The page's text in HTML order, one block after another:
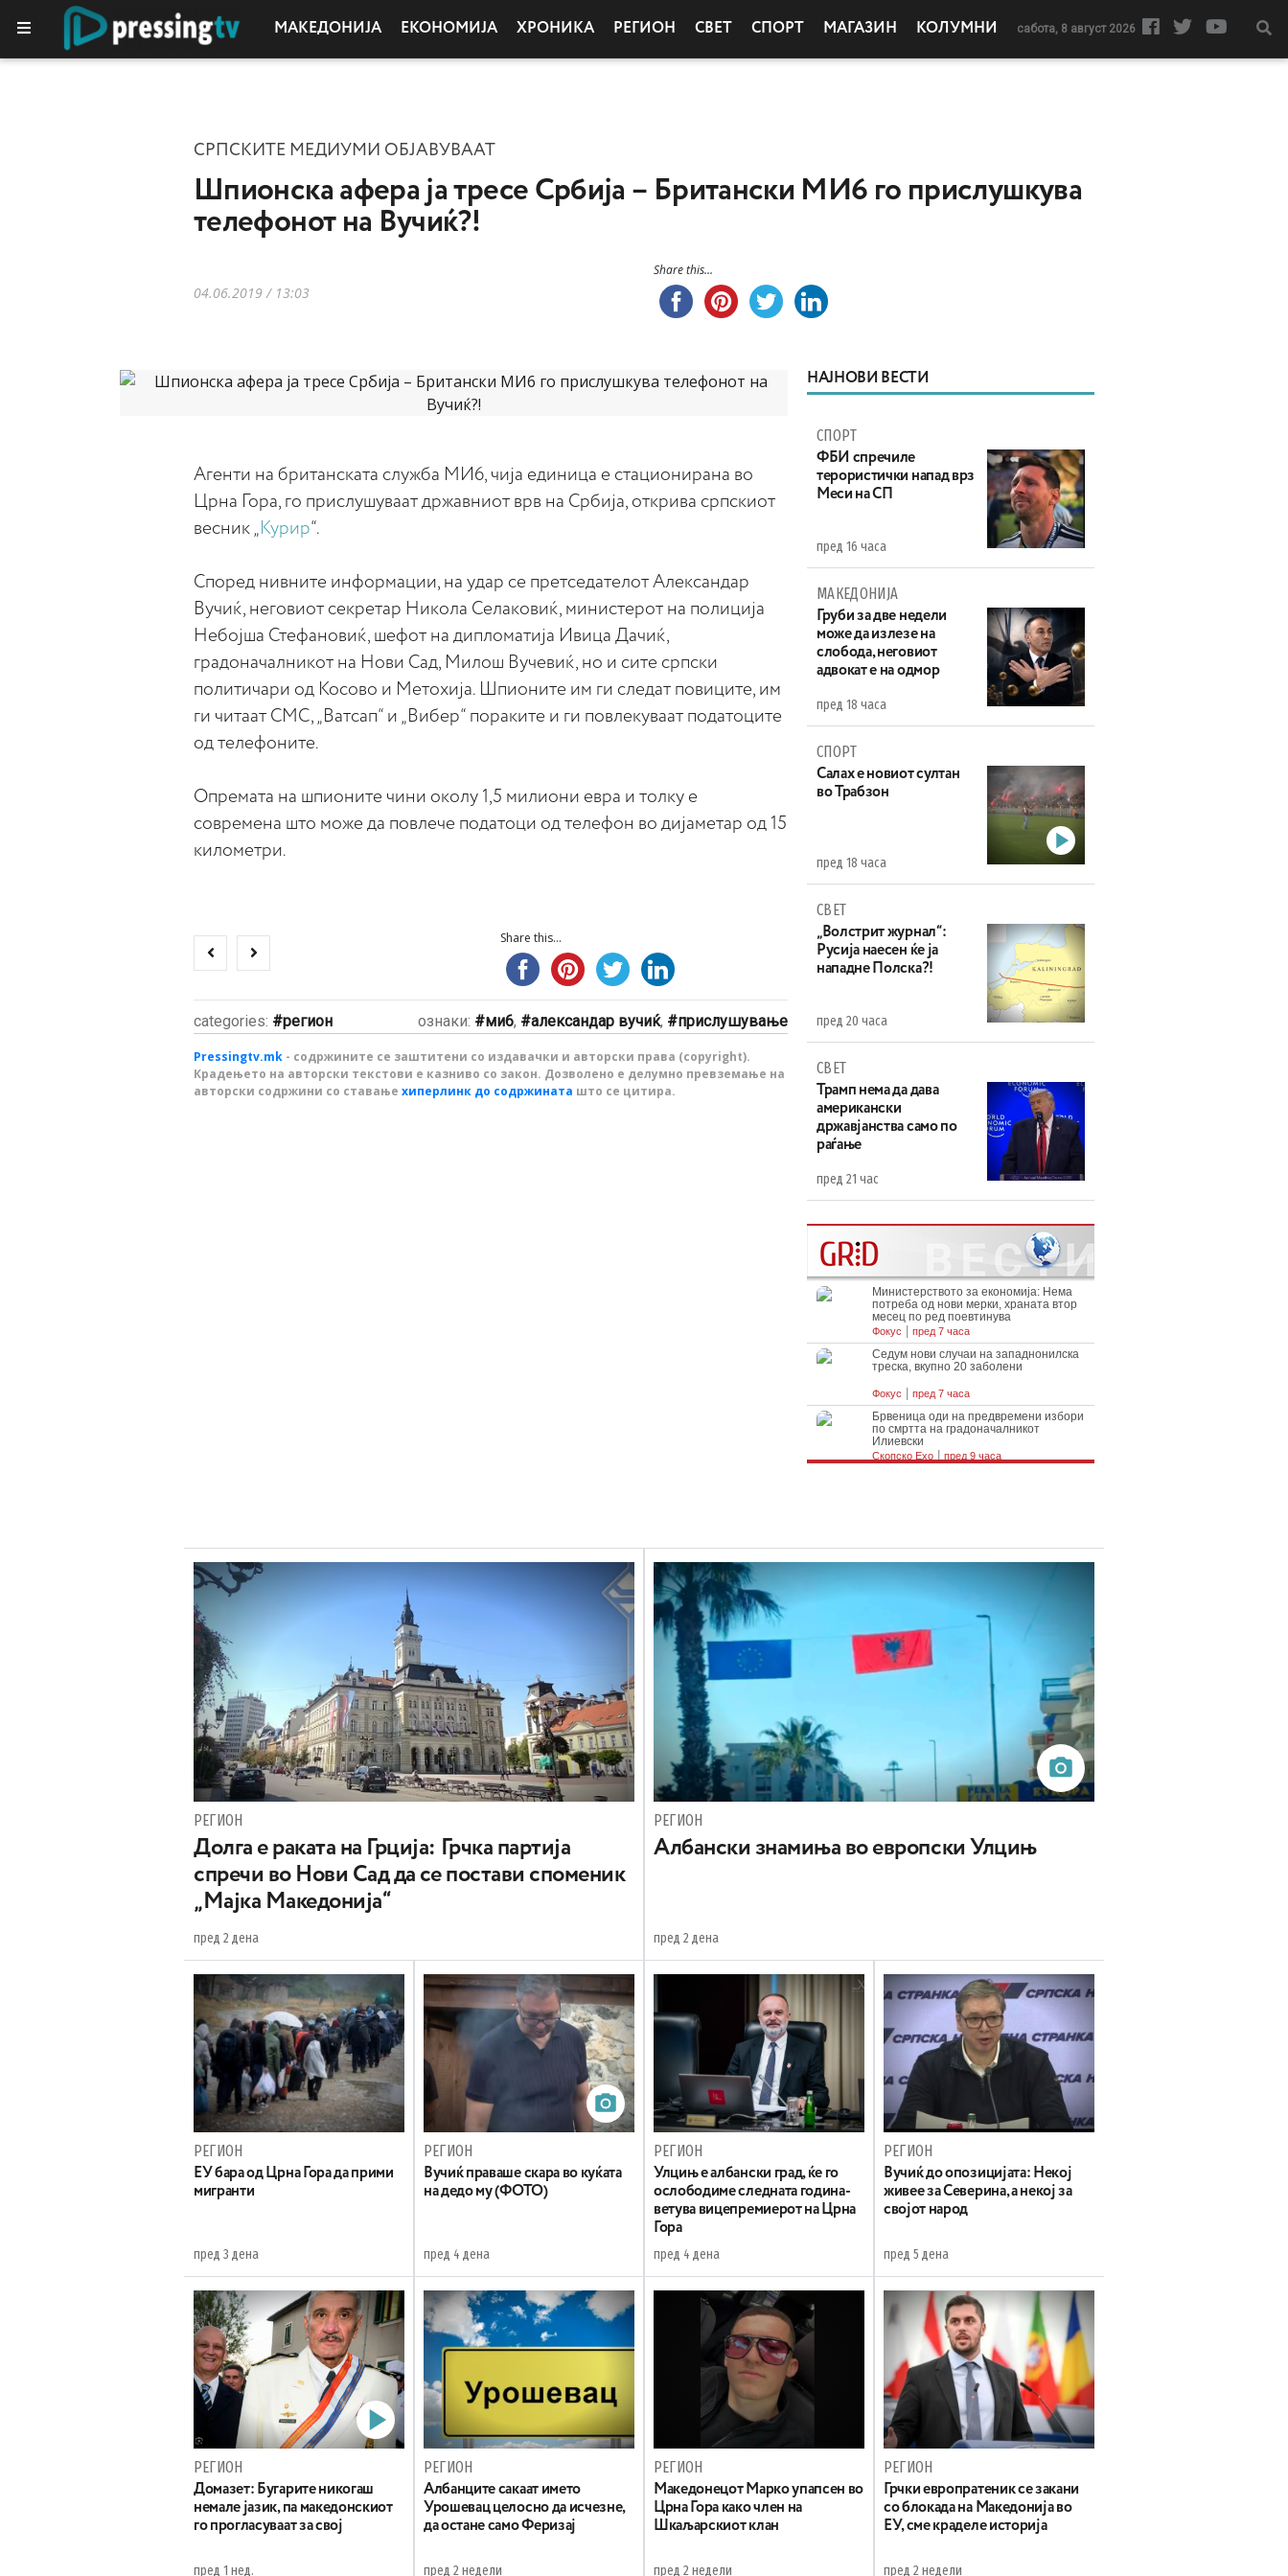
МАКЕДОНИЈА ЕКОНОМИЈА ХРОНИКА РЕГИОН СВЕТ СПОРТ МАГАЗИН КОЛУМНИ сабота, 8 август 2026
СРПСКИТЕ МЕДИУМИ ОБЈАВУВААТ
Шпионска афера ја тресе Србија – Британски МИ6 го прислушкува
телефонот на Вучиќ?!
04.06.2019 / 13:03
Share this...
Агенти на британската служба МИ6, чија единица е стационирана во
Црна Гора, го прислушуваат државниот врв на Србија, oткрива српскиот
весник „ Курир“.
Според нивните информации, на удар се претседателот Александар
Вучиќ, неговиот секретар Никола Селаковиќ, министерот на полиција
Небојша Стефановиќ, шефот на дипломатија Ивица Дачиќ,
градоначалникот на Нови Сад, Милош Вучевиќ, но и сите српски
политичари од Косово и Метохија. Шпионите им ги следат повиците, им
ги читаат СМС, „Ватсап“ и „Вибер“ пораките и ги повлекуваат податоците
од телефоните.
Опремата на шпионите чини околу 1,5 милиони евра и толку е
современа што може да повлече податоци од телефон во дијаметар од 15
километри.
Share this...
categories: регион ознаки: ми6, александар вучиќ, прислушување
Pressingtv.mk - содржините се заштитени со издавачки и авторски права (copyright).
Крадењето на авторски текстови е казниво со закон. Дозволено е делумно превземање на
авторски содржини со ставање хиперлинк до содржината што се цитира.
НАЈНОВИ ВЕСТИ
СПОРТ
ФБИ спречиле
терористички напад врз
Меси на СП
пред 16 часа
МАКЕДОНИЈА
Груби за две недели
може да излезе на
слобода, неговиот
адвокат е на одмор
пред 18 часа
СПОРТ
Салах е новиот султан
во Трабзон
пред 18 часа
СВЕТ
„Волстрит журнал“:
Русија наесен ќе ја
нападне Полска?!
пред 20 часа
СВЕТ
Трамп нема да дава
американски
државјанства само по
раѓање
пред 21 час
РЕГИОН
Долга е раката на Грција: Грчка партија
спречи во Нови Сад да се постави споменик
„Мајка Македонија“
пред 2 дена
РЕГИОН
Aлбански знамиња во европски Улцињ
пред 2 дена
РЕГИОН
EУ бара од Црна Гора да прими
мигранти
пред 3 дена
РЕГИОН
Вучиќ праваше скара во куќата
на дедо му (ФОТО)
пред 4 дена
РЕГИОН
Улцињ е албански град, ќе го
ослободиме следната година-
ветува вицепремиерот на Црна
Гора
пред 4 дена
РЕГИОН
Вучиќ до опозицијата: Некој
живее за Северина, а некој за
својот народ
пред 5 дена
РЕГИОН
Домазет: Бугарите никогаш
немале јазик, па македонскиот
го прогласуваат за свој
пред 1 нед.
РЕГИОН
Aлбанците сакаат името
Урошевац целосно да исчезне,
да остане само Феризај
пред 2 недели
РЕГИОН
Maкедонецот Марко упапсен во
Црна Гора како член на
Шкаљарскиот клан
пред 2 недели
РЕГИОН
Грчки европратеник се закани
со блокада на Македонија во
ЕУ, сме краделе историја
пред 2 недели